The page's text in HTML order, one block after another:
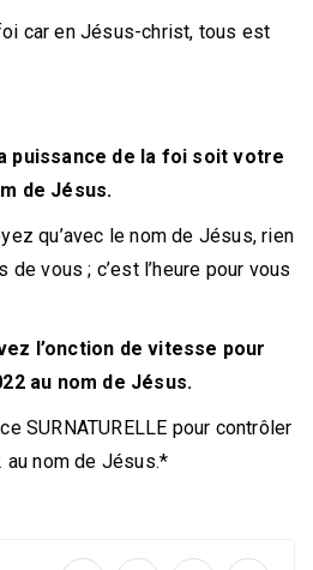
car en Jésus-christ, tous est
puissance de la foi soit votre
de Jésus.
qu’avec le nom de Jésus, rien
vous ; c’est l’heure pour vous
l’onction de vitesse pour
au nom de Jésus.
SURNATURELLE pour contrôler
au nom de Jésus.*